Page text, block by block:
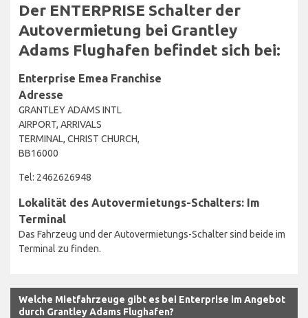
Der ENTERPRISE Schalter der
Autovermietung bei Grantley
Adams Flughafen befindet sich bei:
Enterprise Emea Franchise
Adresse
GRANTLEY ADAMS INTL
AIRPORT, ARRIVALS
TERMINAL, CHRIST CHURCH,
BB16000
Tel: 2462626948
Lokalität des Autovermietungs-Schalters: Im
Terminal
Das Fahrzeug und der Autovermietungs-Schalter sind beide im
Terminal zu finden.
Welche Mietfahrzeuge gibt es bei Enterprise im Angebot
durch Grantley Adams Flughafen?